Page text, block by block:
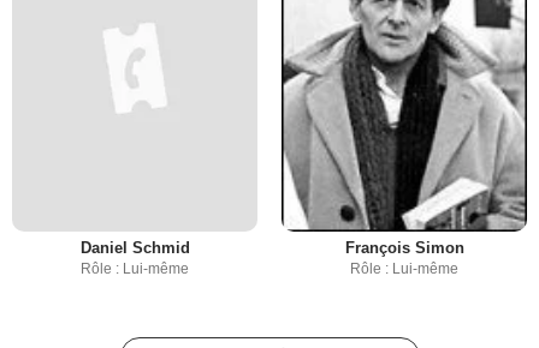
Daniel Schmid
Rôle : Lui-même
François Simon
Rôle : Lui-même